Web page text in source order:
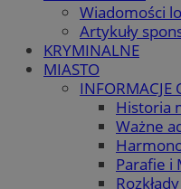
Wiadomości
Artykuły
KRYMINALNE
MIASTO
INFORMACJE
Historia
Ważne
Parafie i